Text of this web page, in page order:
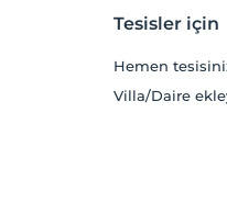
Tesisler için
Hemen
Villa/Daire